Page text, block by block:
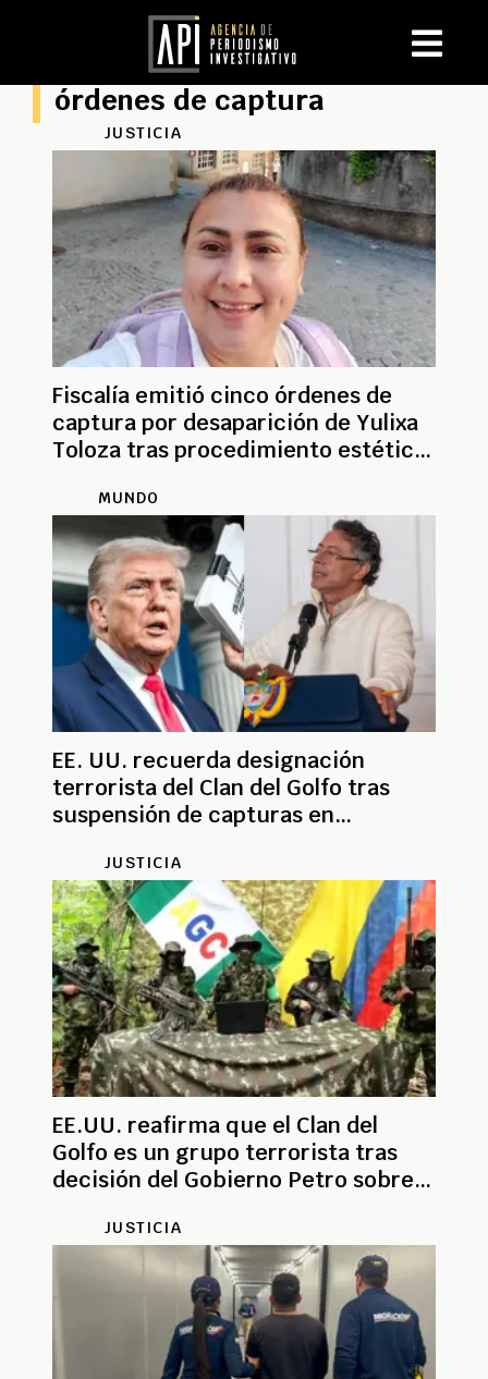
órdenes de captura
JUSTICIA
Fiscalía emitió cinco órdenes de
captura por desaparición de Yulixa
Toloza tras procedimiento estético
MUNDO
EE. UU. recuerda designación
terrorista del Clan del Golfo tras
suspensión de capturas en
JUSTICIA
EE.UU. reafirma que el Clan del
Golfo es un grupo terrorista tras
decisión del Gobierno Petro sobre
JUSTICIA